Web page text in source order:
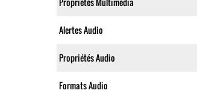
Alertes Audio
Propriétés Audio
Formats Audio